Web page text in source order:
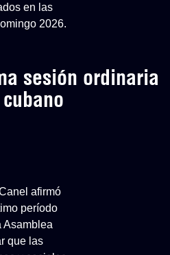
en las
2026.
sesión ordinaria
afirmó
período
Asamblea
que las